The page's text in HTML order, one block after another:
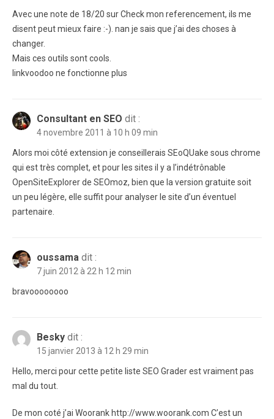
Avec une note de 18/20 sur Check mon referencement, ils me
disent peut mieux faire :-). nan je sais que j’ai des choses à
changer.
Mais ces outils sont cools.
linkvoodoo ne fonctionne plus
Consultant en SEO dit :
4 novembre 2011 à 10 h 09 min
Alors moi côté extension je conseillerais SEoQUake sous chrome
qui est très complet, et pour les sites il y a l’indétrônable
OpenSiteExplorer de SEOmoz, bien que la version gratuite soit
un peu légère, elle suffit pour analyser le site d’un éventuel
partenaire.
oussama dit :
7 juin 2012 à 22 h 12 min
bravoooooooo
Besky dit :
15 janvier 2013 à 12 h 29 min
Hello, merci pour cette petite liste SEO Grader est vraiment pas
mal du tout.
De mon coté j’ai Woorank http://www.woorank.com C’est un